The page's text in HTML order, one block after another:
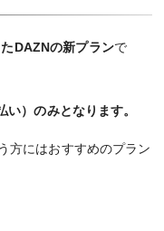
DAZNの新プランで
）のみとなります。
方にはおすすめのプラン